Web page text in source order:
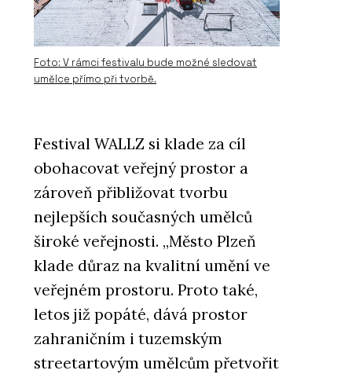
Foto: V rámci festivalu bude možné sledovat
umělce přímo při tvorbě.
Festival WALLZ si klade za cíl
obohacovat veřejný prostor a
zároveň přibližovat tvorbu
nejlepších současných umělců
široké veřejnosti. „Město Plzeň
klade důraz na kvalitní umění ve
veřejném prostoru. Proto také,
letos již popáté, dává prostor
zahraničním i tuzemským
streetartovým umělcům přetvořit